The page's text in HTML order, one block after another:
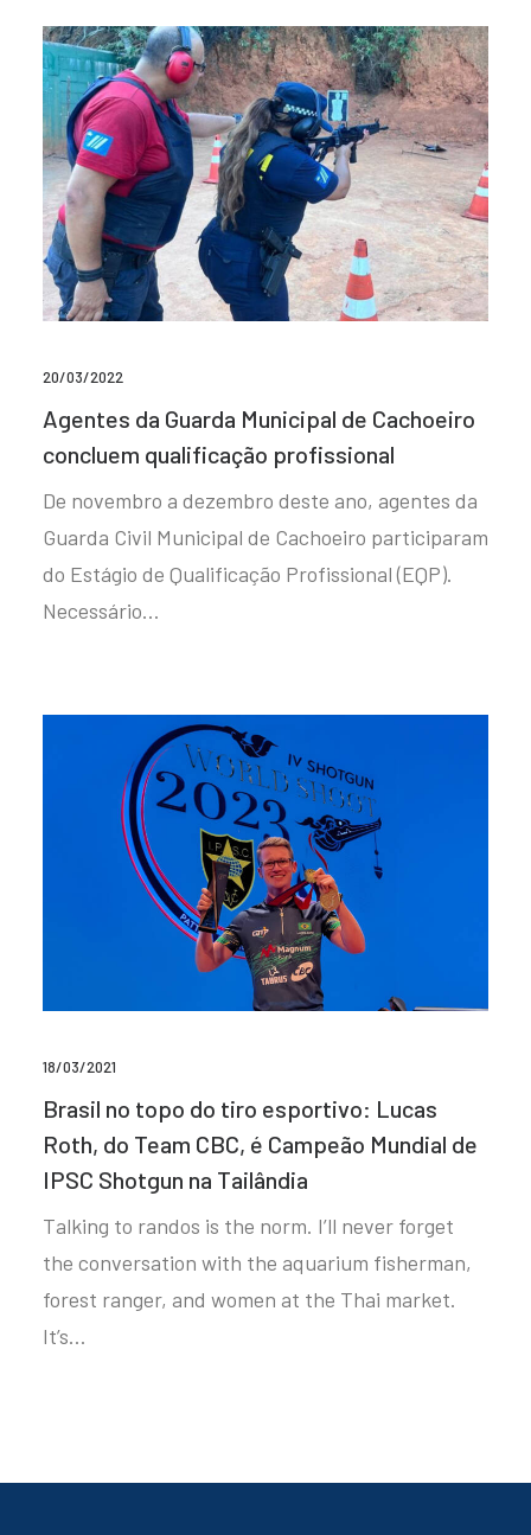
20/03/2022
Agentes da Guarda Municipal de Cachoeiro
concluem qualificação profissional
De novembro a dezembro deste ano, agentes da
Guarda Civil Municipal de Cachoeiro participaram
do Estágio de Qualificação Profissional (EQP).
Necessário…
18/03/2021
Brasil no topo do tiro esportivo: Lucas
Roth, do Team CBC, é Campeão Mundial de
IPSC Shotgun na Tailândia
Talking to randos is the norm. I’ll never forget
the conversation with the aquarium fisherman,
forest ranger, and women at the Thai market.
It’s…